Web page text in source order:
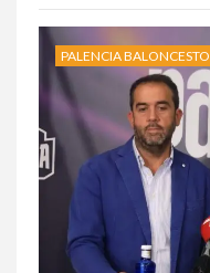
PALENCIA BALONCESTO